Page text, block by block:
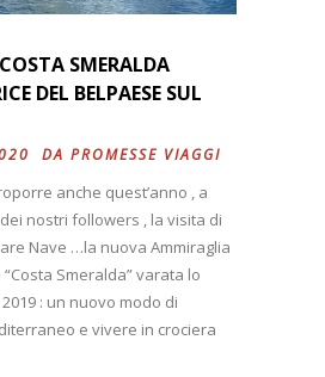
SMERALDA
DEL BELPAESE SUL
DA PROMESSE VIAGGI
anche quest’anno , a
nostri followers , la visita di
Nave …la nuova Ammiraglia
Smeralda” varata lo
: un nuovo modo di
e vivere in crociera